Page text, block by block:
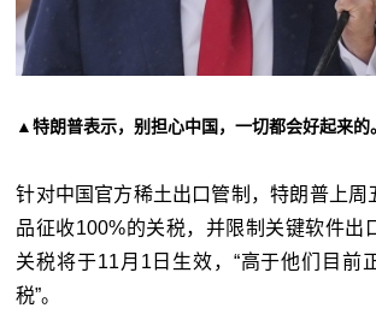
▲特朗普表示，别担心中国，一切都会好起来的
针对中国官方稀土出口管制，特朗普上周
品征收100%的关税，并限制关键软件出
关税将于11月1日生效，“高于他们目前
税”。